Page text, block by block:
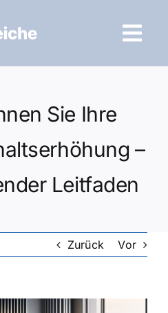
Sie Ihre
–
Leitfaden
Zurück Vor